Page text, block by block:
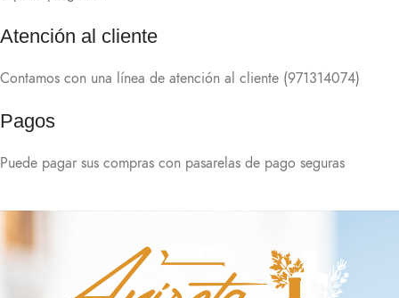
Atención al cliente
Contamos con una línea de atención al cliente (971314074)
Pagos
Puede pagar sus compras con pasarelas de pago seguras